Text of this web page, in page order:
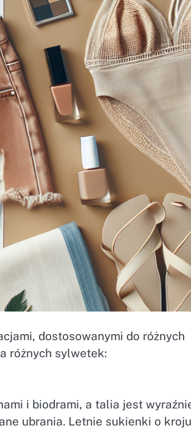
dostosowanymi do różnych
różnych sylwetek:
i biodrami, a talia jest
ubrania. Letnie sukienki o kroju